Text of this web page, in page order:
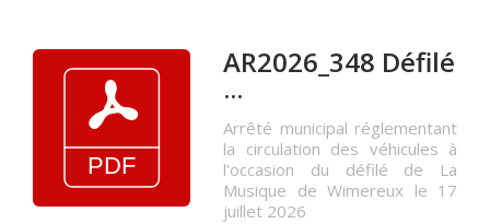
AR2026_348 Défilé
...
Arrêté municipal réglementant
la circulation des véhicules à
l'occasion du défilé de La
Musique de Wimereux le 17
juillet 2026